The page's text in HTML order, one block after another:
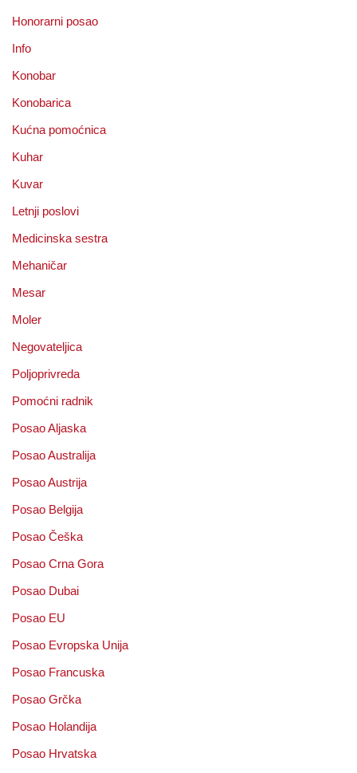
Honorarni posao
Info
Konobar
Konobarica
Kućna pomoćnica
Kuhar
Kuvar
Letnji poslovi
Medicinska sestra
Mehaničar
Mesar
Moler
Negovateljica
Poljoprivreda
Pomoćni radnik
Posao Aljaska
Posao Australija
Posao Austrija
Posao Belgija
Posao Češka
Posao Crna Gora
Posao Dubai
Posao EU
Posao Evropska Unija
Posao Francuska
Posao Grčka
Posao Holandija
Posao Hrvatska